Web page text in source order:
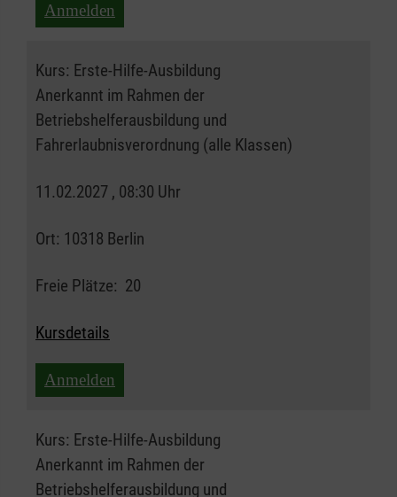
Anmelden
Kurs: Erste-Hilfe-Ausbildung
Anerkannt im Rahmen der
Betriebshelferausbildung und
Fahrerlaubnisverordnung (alle Klassen)
11.02.2027 , 08:30 Uhr
Ort: 10318 Berlin
Freie Plätze: 20
Kursdetails
Anmelden
Kurs: Erste-Hilfe-Ausbildung
Anerkannt im Rahmen der
Betriebshelferausbildung und